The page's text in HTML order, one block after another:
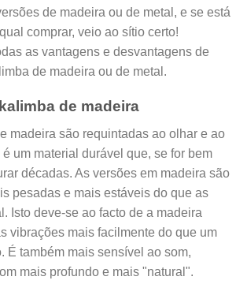
de madeira ou de metal, e se está
comprar, veio ao sítio certo!
as vantagens e desvantagens de
de madeira ou de metal.
de madeira
madeira são requintadas ao olhar e ao
um material durável que, se for bem
décadas. As versões em madeira são
pesadas e mais estáveis do que as
Isto deve-se ao facto de a madeira
vibrações mais facilmente do que um
É também mais sensível ao som,
mais profundo e mais "natural".